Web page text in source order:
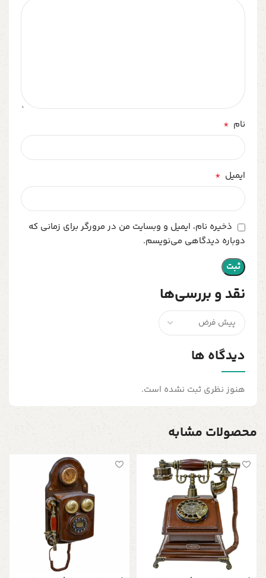
نقد و بررسی‌ها
دیدگاه ها
هنوز نظری ثبت نشده است.
نام *
ایمیل *
ذخیره نام، ایمیل و وبسایت من در مرورگر برای زمانی که
دوباره دیدگاهی می‌نویسم.
محصولات مشابه